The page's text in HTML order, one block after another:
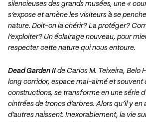
silencieuses des grands musées, une «
s’expose et amène les visiteurs à se
nature. Doit-on la chérir? La protéger?
l’exploiter? Un éclairage nouveau, pour
respecter cette nature qui nous entoure.
Dead Garden II de Carlos M. Teixeira, Belo
long corridor, espace mal-aimé et souvent
constructions, se transforme en une série
cintrées de troncs d’arbres. Alors qu’il y en
d’autres naissent. Inexorablement, la vie